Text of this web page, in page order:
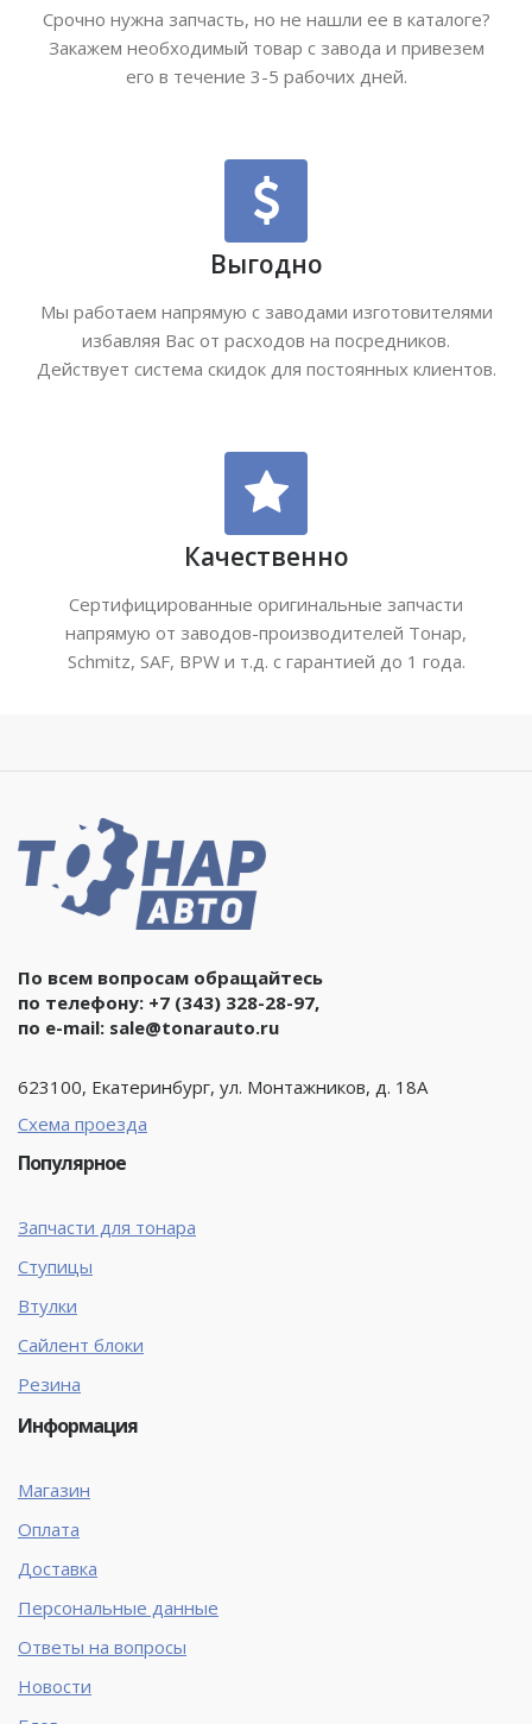
Срочно нужна запчасть, но не нашли ее в каталоге?
Закажем необходимый товар с завода и привезем
его в течение 3-5 рабочих дней.
Выгодно
Мы работаем напрямую с заводами изготовителями
избавляя Вас от расходов на посредников.
Действует система скидок для постоянных клиентов.
Качественно
Сертифицированные оригинальные запчасти
напрямую от заводов-производителей Тонар,
Schmitz, SAF, BPW и т.д. с гарантией до 1 года.
По всем вопросам обращайтесь
по телефону: +7 (343) 328-28-97,
по e-mail: sale@tonarauto.ru
623100, Екатеринбург, ул. Монтажников, д. 18А
Схема проезда
Популярное
Запчасти для тонара
Ступицы
Втулки
Сайлент блоки
Резина
Информация
Магазин
Оплата
Доставка
Персональные данные
Ответы на вопросы
Новости